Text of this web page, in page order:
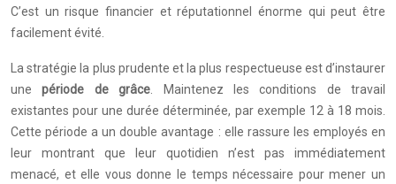
C’est un risque financier et réputationnel énorme qui peut être
facilement évité.
La stratégie la plus prudente et la plus respectueuse est d’instaurer
unepériode de grâce . Maintenez les conditions de travail
existantes pour une durée déterminée, par exemple 12 à 18 mois.
Cette période a un double avantage : elle rassure les employés en
leur montrant que leur quotidien n’est pas immédiatement
menacé, et elle vous donne le temps nécessaire pour mener un